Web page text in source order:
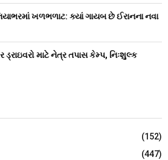
H
ખળભળાટ: ક્યાં ગાયબ છે ઈરાનના નવા
માટે નેત્ર તપાસ કેમ્પ, નિઃશુલ્ક
(152)
(447)